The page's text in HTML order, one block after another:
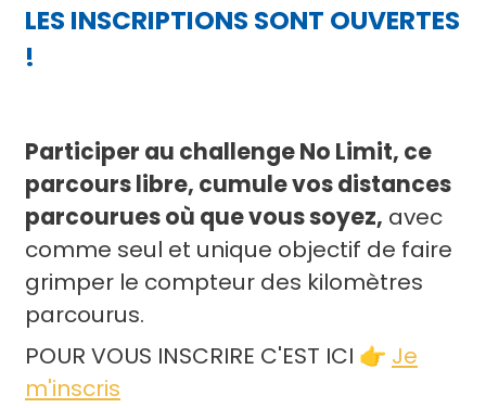
LES INSCRIPTIONS SONT OUVERTES
!
Participer au challenge No Limit, ce
parcours libre, cumule vos distances
parcourues où que vous soyez, avec
comme seul et unique objectif de faire
grimper le compteur des kilomètres
parcourus.
POUR VOUS INSCRIRE C'EST ICI 👉 Je
m'inscris